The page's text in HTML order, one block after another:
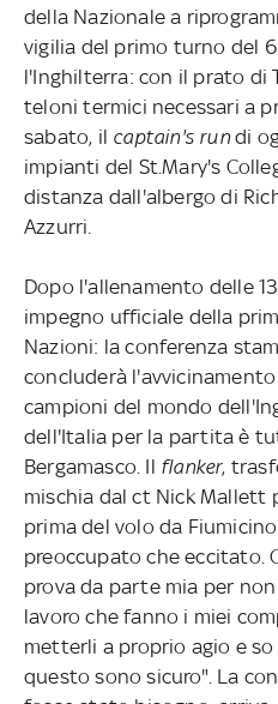
della Nazionale a
vigilia del primo turno del
l'Inghilterra: con il prato di
teloni termici necessari a
sabato, il captain's rundi
impianti del St.Mary's
distanza dall'albergo di
Azzurri.
Dopo l'allenamento delle
impegno ufficiale della
Nazioni: la conferenza
concluderà
campioni del mondo
dell'Italia per la partita è
Bergamasco. Il flanker,
mischia dal ct Nick Mallett
prima del volo da
preoccupato che eccitato.
prova da parte mia per
lavoro che fanno i miei
metterli a proprio agio e
questo sono sicuro". La